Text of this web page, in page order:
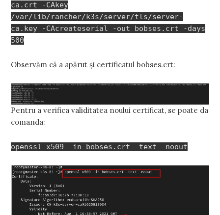
ca.crt -CAkey
/var/lib/rancher/k3s/server/tls/server-
ca.key -CAcreateserial -out bobses.crt -days
500
Observăm că a apărut și certificatul bobses.crt:
Pentru a verifica validitatea noului certificat, se poate da
comanda:
openssl x509 -in bobses.crt -text -noout